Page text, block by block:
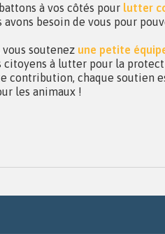
à vos côtés pour lutter
avons besoin de vous pour
vous soutenez une petite
citoyens à lutter pour la
contribution, chaque soutien
les animaux !